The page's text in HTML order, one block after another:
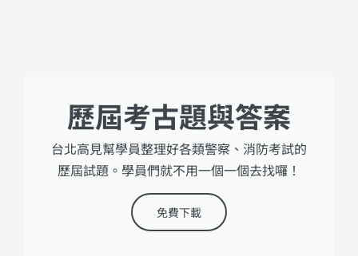
歷屆考古題與答案
台北高見幫學員整理好各類警察、消防考試的
歷屆試題。學員們就不用一個一個去找囉！
免費下載